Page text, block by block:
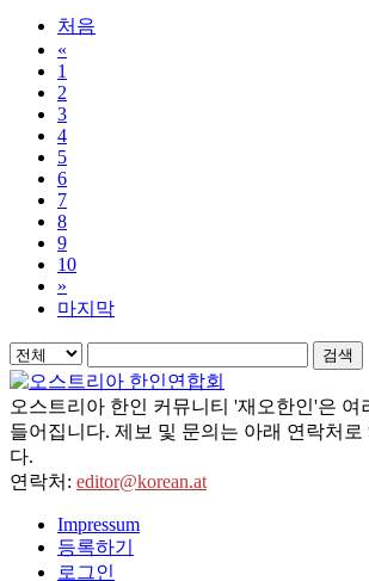
처음
«
1
2
3
4
5
6
7
8
9
10
»
마지막
검색
오스트리아 한인 커뮤니티 '재오한인'은 여
들어집니다. 제보 및 문의는 아래 연락처로
다.
연락처: editor@korean.at
Impressum
등록하기
로그인